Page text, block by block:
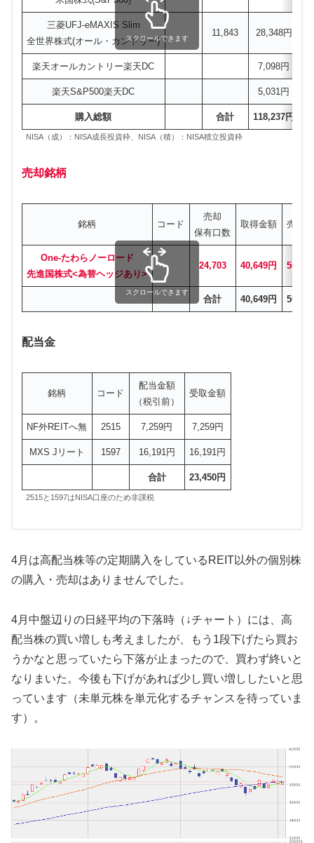
三菱UFJ-eMAXIS Slim
全世界株式(オール・カントリー)
11,843 28,348円
楽天オールカントリー楽天DC 7,098円
楽天S&P500楽天DC 5,031円
購入総額 合計 118,237円
スクロールできます
NISA（成）：NISA成長投資枠、NISA（積）：NISA積立投資枠
売却銘柄
銘柄 コード
売却
保有口数
取得金額 売却
One-たわらノーロード
先進国株式<為替ヘッジあり>
24,703 40,649円
合計 40,649円
スクロールできます
配当金
銘柄 コード
配当金額
（税引前）
受取金額
NF外REITへ無 2515 7,259円 7,259円
MXS Jリート 1597 16,191円 16,191円
合計 23,450円
2515と1597はNISA口座のため非課税
4月は高配当株等の定期購入をしているREIT以外の個別株
の購入・売却はありませんでした。
4月中盤辺りの日経平均の下落時（↓チャート）には、高
配当株の買い増しも考えましたが、もう1段下げたら買お
うかなと思っていたら下落が止まったので、買わず終いと
なりまいた。今後も下げがあれば少し買い増ししたいと思
っています（未単元株を単元化するチャンスを待っていま
す）。